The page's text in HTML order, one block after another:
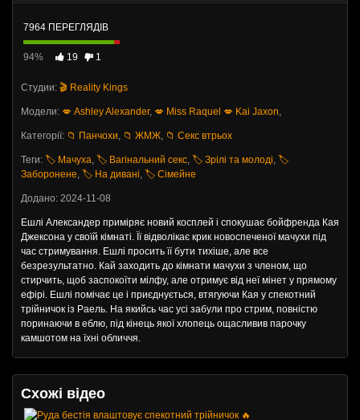
7964 ПЕРЕГЛЯДІВ
94% 19 1
Студии: 🎬 Reality Kings
Модели: 💋 Ashley Alexander, 💋 Miss Raquel 💋 Kai Jaxon,
Категорії: 📁 Панчохи, 📁 ЖМЖ, 📁 Секс втрьох
Теги: 🏷️ Мачуха, 🏷️ Вагінальний секс, 🏷️ Зрілі та молоді, 🏷️
Заборонене, 🏷️ На дивані, 🏷️ Сімейне
Додано: 2024-11-08
Ешлі Александер приміряє новий косплей і спокушає бойфренда Кая
Джексона у своїй кімнаті. Її відволікає крик новоспеченої мачухи під
час стримування. Ешлі просить її бути тихіше, але все
безрезультатно. Кай заходить до кімнати мачухи з членом, що
стирчить, щоб заспокоїти мілфу, але отримує від неї мінет у прямому
ефірі. Ешлі помічає це і приєднується, втягуючи Кая у спекотний
трійничок із Раель. На якийсь час усі забули про стрим, повністю
поринаючи в еблю, під кінець якої хлопець ощасливив парочку
камшотом на їхні обличчя.
Схожі відео